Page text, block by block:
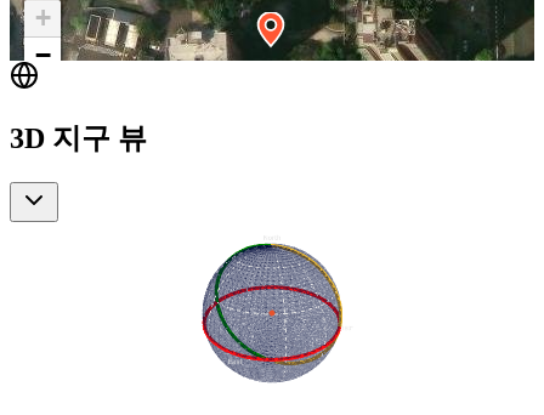
+
−
3D 지구 뷰